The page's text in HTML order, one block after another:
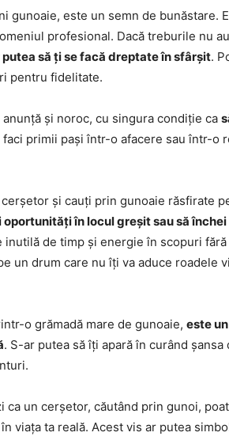
gunoaie, este un semn de bunăstare.
profesional. Dacă treburile nu
să ți se facă dreptate în sfârșit.
pentru fidelitate.
și noroc, cu singura condiție ca
faci primii pași într-o afacere sau într-o
și cauți prin gunoaie răsfirate
oportunități în locul greșit sau să
inutilă de timp și energie în scopuri
un drum care nu îți va aduce roadele
o grămadă mare de gunoaie, este
. S-ar putea să îți apară în curând
ca un cerșetor, căutând prin gunoi,
viața ta reală. Acest vis ar putea